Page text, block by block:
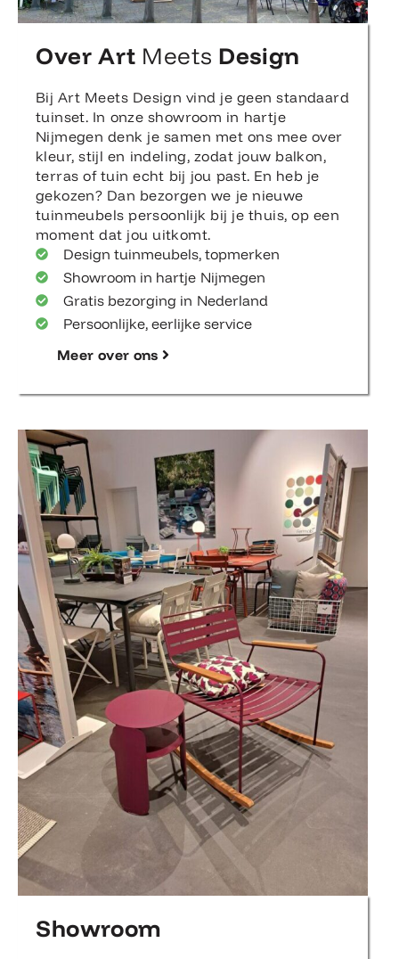
Over Art Meets Design
Bij Art Meets Design vind je geen standaard
tuinset. In onze showroom in hartje
Nijmegen denk je samen met ons mee over
kleur, stijl en indeling, zodat jouw balkon,
terras of tuin echt bij jou past. En heb je
gekozen? Dan bezorgen we je nieuwe
tuinmeubels persoonlijk bij je thuis, op een
moment dat jou uitkomt.
Design tuinmeubels, topmerken
Showroom in hartje Nijmegen
Gratis bezorging in Nederland
Persoonlijke, eerlijke service
Meer over ons
Showroom